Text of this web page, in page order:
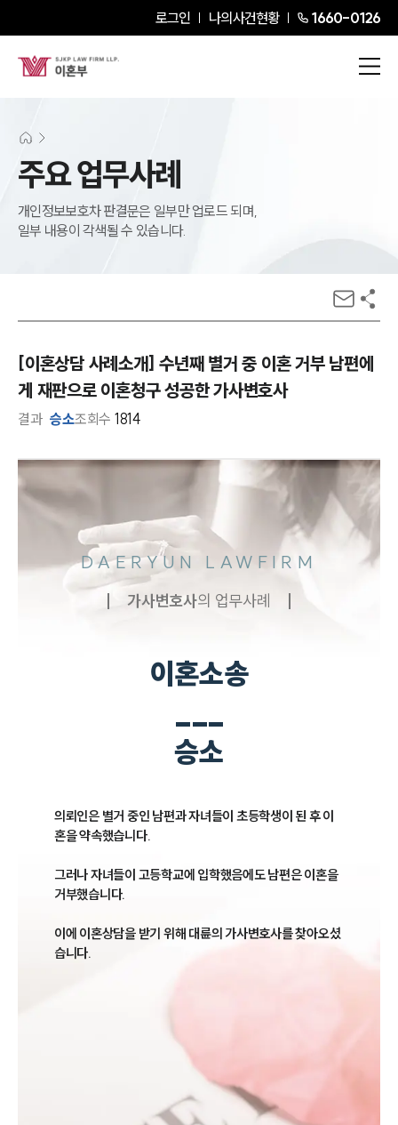
로그인 나의사건현황 1660-0126
주요 업무사례
개인정보보호차 판결문은 일부만 업로드 되며,
일부 내용이 각색될 수 있습니다.
[이혼상담 사례소개] 수년째 별거 중 이혼 거부 남편에
게 재판으로 이혼청구 성공한 가사변호사
결과 승소조회수 1814
DAERYUN LAWFIRM
가사변호사의 업무사례
이혼소송
___
승소
의뢰인은 별거 중인 남편과 자녀들이 초등학생이 된 후 이
혼을 약속했습니다.
그러나 자녀들이 고등학교에 입학했음에도 남편은 이혼을
거부했습니다.
이에 이혼상담을 받기 위해 대륜의 가사변호사를 찾아오셨
습니다.